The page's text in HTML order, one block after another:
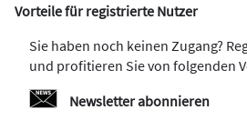
Vorteile für registrierte Nutzer
Sie haben noch keinen Zugang?
und profitieren Sie von folgenden
Newsletter abonnieren